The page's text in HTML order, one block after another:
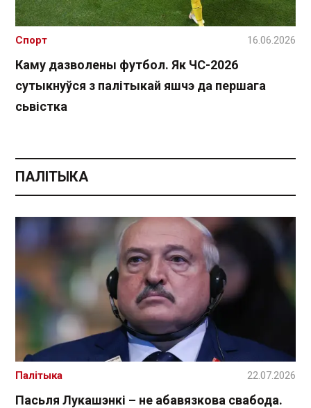
Каму дазволены футбол. Як ЧС-2026
сутыкнуўся з палітыкай яшчэ да першага
сьвістка
Спорт 16.06.2026
ПАЛІТЫКА
Пасьля Лукашэнкі – не абавязкова свабода.
Палітыка 22.07.2026